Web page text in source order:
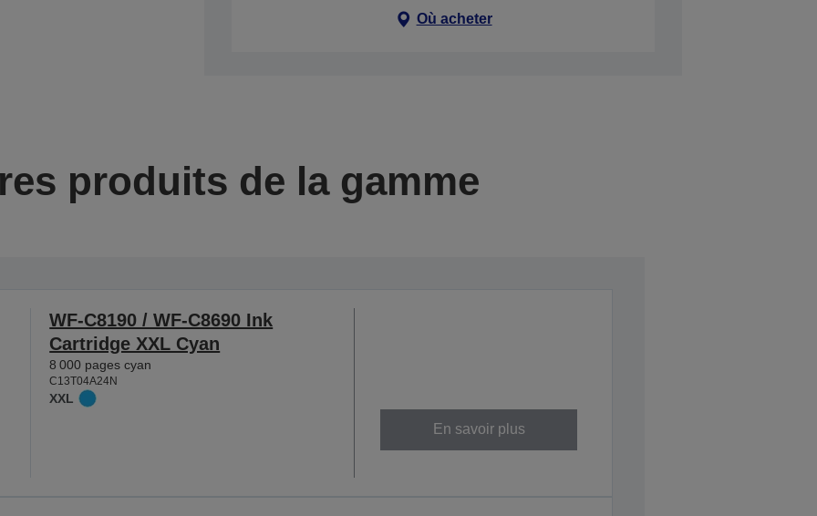
Où acheter
produits de la gamme
WF-C8190 / WF-C8690 Ink
Cartridge XXL Cyan
8 000 pages cyan
C13T04A24N
XXL
En savoir plus